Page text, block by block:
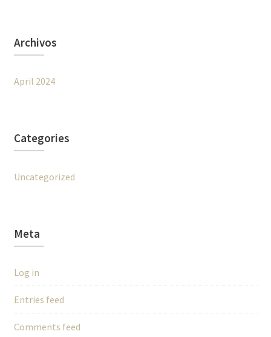
Archivos
April 2024
Categories
Uncategorized
Meta
Log in
Entries feed
Comments feed